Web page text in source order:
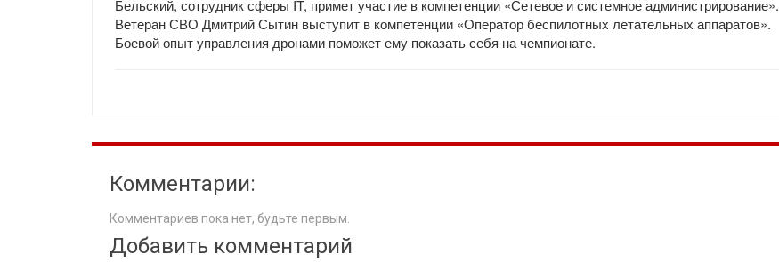
Бельский, сотрудник сферы IT, примет участие в компетенции «Сетевое и системное администрирование».
Ветеран СВО Дмитрий Сытин выступит в компетенции «Оператор беспилотных летательных аппаратов».
Боевой опыт управления дронами поможет ему показать себя на чемпионате.
Комментарии:
Комментариев пока нет, будьте первым.
Добавить комментарий